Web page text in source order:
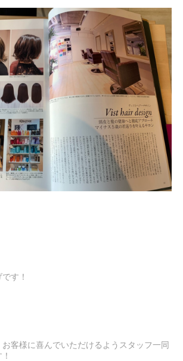
す！
客様に喜んでいただけるようスタッフ一同